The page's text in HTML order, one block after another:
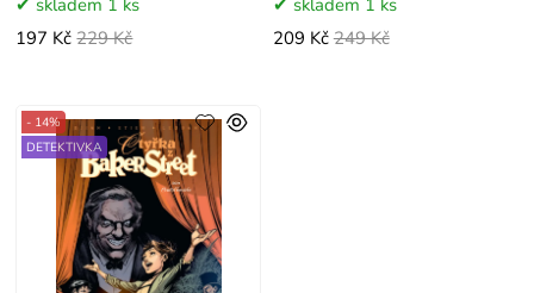
skladem 1 ks
197 Kč 229 Kč
skladem 1 ks
209 Kč 249 Kč
- 14%
DETEKTIVKA